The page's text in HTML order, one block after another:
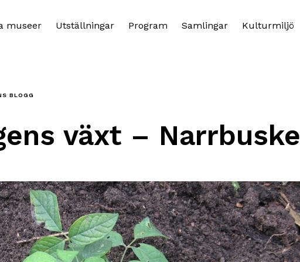
museer Utställningar Program Samlingar Kulturmiljö
BLOGG
växt – Narrbuske